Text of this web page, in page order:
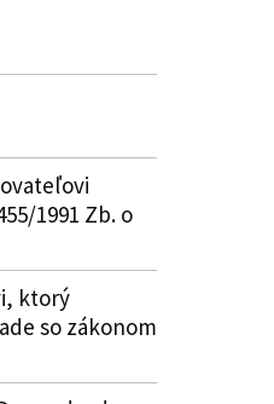
1991 Zb. o
ktorý
so zákonom